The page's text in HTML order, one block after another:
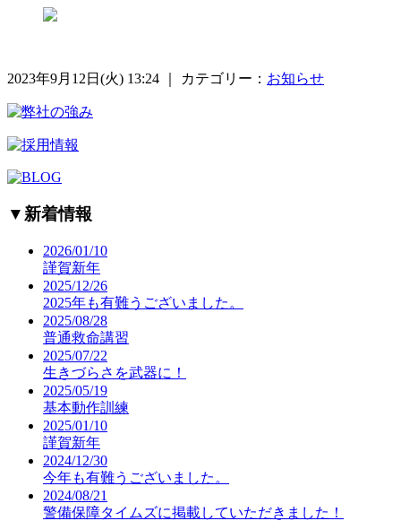
2023年9月12日(火) 13:24 ｜ カテゴリー： お知らせ
▼ 新着情報
2026/01/10
謹賀新年
2025/12/26
2025年も有難うございました。
2025/08/28
普通救命講習
2025/07/22
生きづらさを武器に！
2025/05/19
基本動作訓練
2025/01/10
謹賀新年
2024/12/30
今年も有難うございました。
2024/08/21
警備保障タイムズに掲載していただきました！